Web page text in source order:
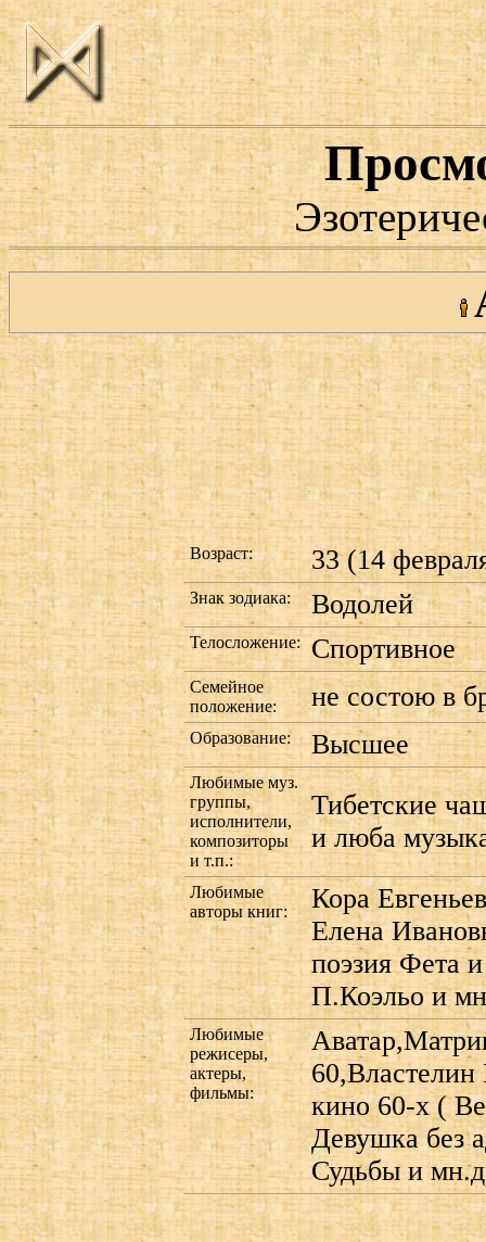
Возраст: 33 (14
Знак зодиака: Водолей
Телосложение: Спортивное
Семейное
положение:
не состою в
Образование: Высшее
Любимые муз.
группы,
исполнители,
композиторы
и т.п.:
Тибетские
и люба
Любимые
авторы книг:
Кора
Елена
поэзия Фета
П.Коэльо и
Любимые
режисеры,
актеры,
фильмы:
кино 60-х (
Девушка без
Судьбы и